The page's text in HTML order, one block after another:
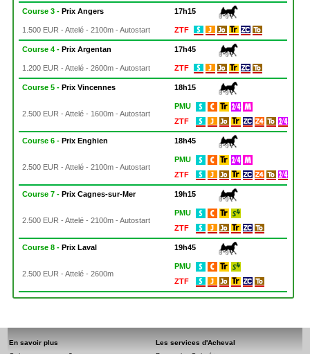
Course 3 -Prix Angers 17h15
1.500 EUR - Attelé - 2100m - Autostart ZTF
Course 4 -Prix Argentan 17h45
1.200 EUR - Attelé - 2600m - Autostart ZTF
Course 5 -Prix Vincennes 18h15
2.500 EUR - Attelé - 1600m - Autostart
PMU
ZTF
Course 6 -Prix Enghien 18h45
2.500 EUR - Attelé - 2100m - Autostart
PMU
ZTF
Course 7 -Prix Cagnes-sur-Mer 19h15
2.500 EUR - Attelé - 2100m - Autostart
PMU
ZTF
Course 8 -Prix Laval 19h45
2.500 EUR - Attelé - 2600m
PMU
ZTF
En savoir plus
Les services d'Acheval